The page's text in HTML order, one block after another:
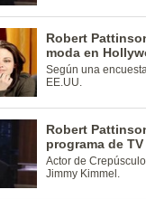
Robert
moda en
Según una
EE.UU.
Robert
programa de TV
Actor de
Jimmy Kimmel.